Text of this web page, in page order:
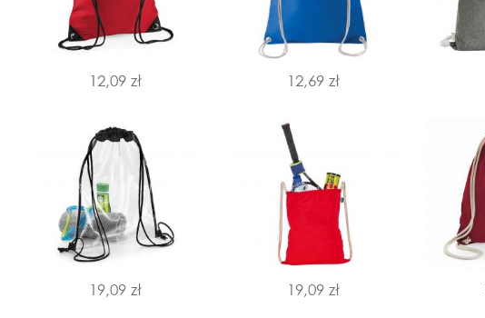
12,09 zł 12,69 zł
19,09 zł 19,09 zł